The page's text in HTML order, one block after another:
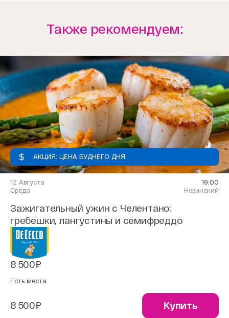
Также рекомендуем:
АКЦИЯ: ЦЕНА БУДНЕГО ДНЯ
12 Августа
Среда
19:00
Новинский
Зажигательный ужин с Челентано:
гребешки, лангустины и семифреддо
8 500₽
Есть места
8 500₽ Купить